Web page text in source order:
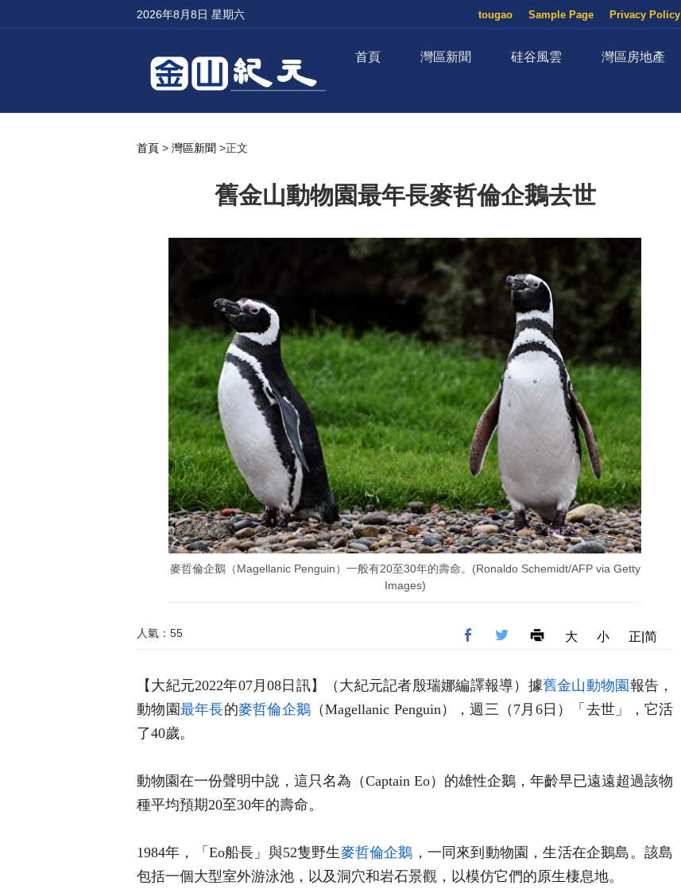
2026年8月8日 星期六 Privacy Policy
Sample Page
tougao
首頁 灣區新聞 硅谷風雲 灣區房地產
首頁 > 灣區新聞 >正文
舊金山動物園最年長麥哲倫企鵝去世
麥哲倫企鵝（Magellanic Penguin）一般有20至30年的壽命。(Ronaldo Schemidt/AFP via Getty
Images)
人氣：55 大 小 正|简
【大紀元2022年07月08日訊】（大紀元記者殷瑞娜編譯報導）據舊金山動物園報告，
動物園最年長的麥哲倫企鵝 （Magellanic Penguin），週三（7月6日）「去世」，它活
了40歲。
動物園在一份聲明中說，這只名為（Captain Eo）的雄性企鵝，年齡早已遠遠超過該物
種平均預期20至30年的壽命。
1984年，「Eo船長」與52隻野生麥哲倫企鵝 ，一同來到動物園，生活在企鵝島。該島
包括一個大型室外游泳池，以及洞穴和岩石景觀，以模仿它們的原生棲息地。